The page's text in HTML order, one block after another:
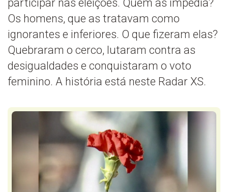
participar nas eleições. Quem as impedia?
Os homens, que as tratavam como
ignorantes e inferiores. O que fizeram elas?
Quebraram o cerco, lutaram contra as
desigualdades e conquistaram o voto
feminino. A história está neste Radar XS.